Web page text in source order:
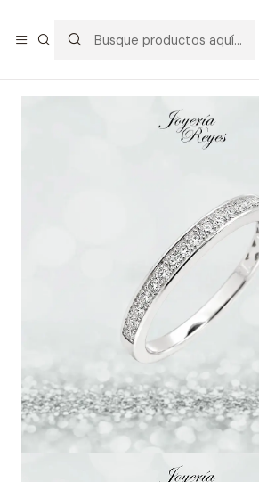
Anillo de Oro Blanco 18 kilates - 19
- R9911